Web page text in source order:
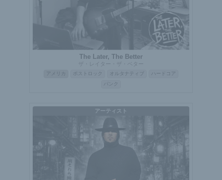
The Later, The Better
ザ・レイター・ザ・ベター
アメリカ ポストロック オルタナティブ
ハードコア
パンク
アーティスト